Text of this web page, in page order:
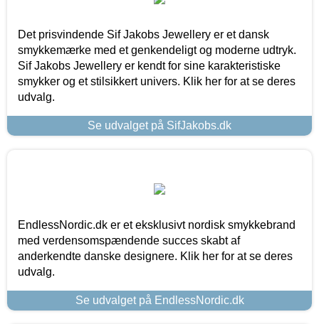
Det prisvindende Sif Jakobs Jewellery er et dansk
smykkemærke med et genkendeligt og moderne udtryk.
Sif Jakobs Jewellery er kendt for sine karakteristiske
smykker og et stilsikkert univers. Klik her for at se deres
udvalg.
Se udvalget på SifJakobs.dk
EndlessNordic.dk er et eksklusivt nordisk smykkebrand
med verdensomspændende succes skabt af
anderkendte danske designere. Klik her for at se deres
udvalg.
Se udvalget på EndlessNordic.dk